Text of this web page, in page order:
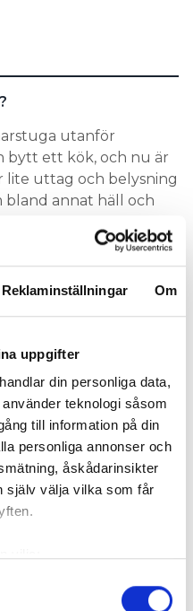
Reklaminställningar Om
uppgifter
din personliga data,
teknologi såsom
till information på din
personliga annonser och
åskådarinsikter
själv välja vilka som får
på upp till flera meter
utanför
bytt ett kök, och nu är
lite uttag och belysning
bland annat häll och
FLEXRÖR”
Vad jobbar du helst
med?
– Variationen är det som
gör yrket roligt, men ska
jag vara mer specifik
måste jag säga att
är alltid trevligt när man